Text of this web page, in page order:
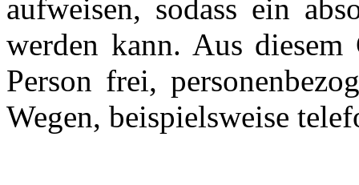
aufweisen, sodass ein
werden kann. Aus
Person frei,
Wegen, beispielsweise